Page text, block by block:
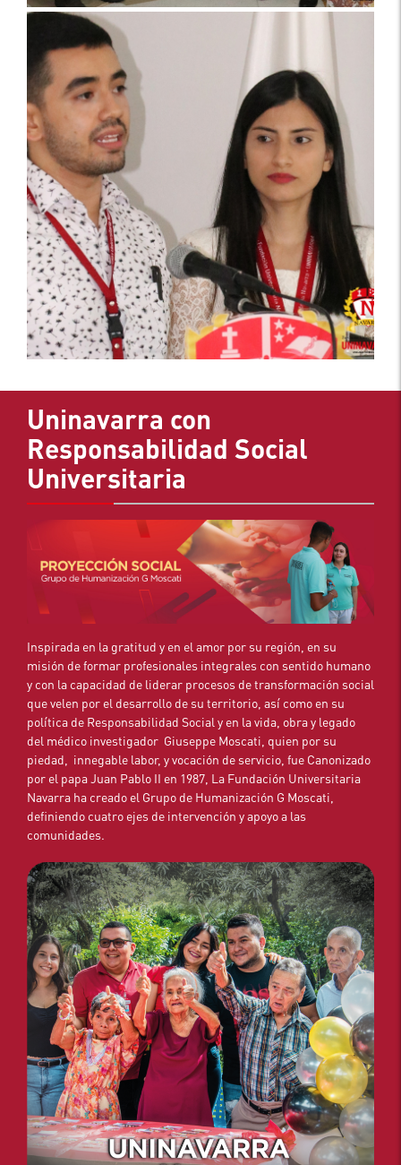
Uninavarra con
Responsabilidad Social
Universitaria
Inspirada en la gratitud y en el amor por su región, en su
misión de formar profesionales integrales con sentido humano
y con la capacidad de liderar procesos de transformación social
que velen por el desarrollo de su territorio, así como en su
política de Responsabilidad Social y en la vida, obra y legado
del médico investigador Giuseppe Moscati, quien por su
piedad, innegable labor, y vocación de servicio, fue Canonizado
por el papa Juan Pablo II en 1987, La Fundación Universitaria
Navarra ha creado el Grupo de Humanización G Moscati,
definiendo cuatro ejes de intervención y apoyo a las
comunidades.